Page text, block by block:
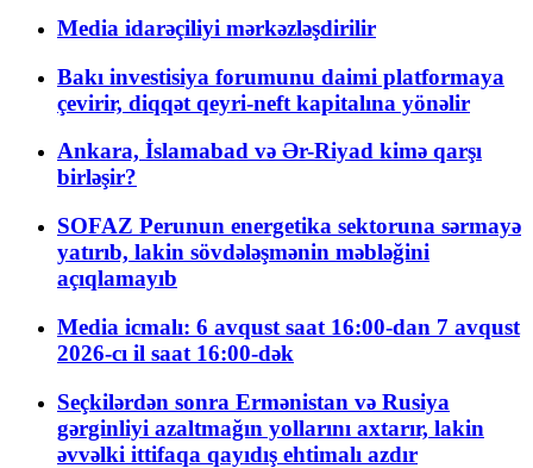
Media idarəçiliyi mərkəzləşdirilir
Bakı investisiya forumunu daimi platformaya
çevirir, diqqət qeyri-neft kapitalına yönəlir
Ankara, İslamabad və Ər-Riyad kimə qarşı
birləşir?
SOFAZ Perunun energetika sektoruna sərmayə
yatırıb, lakin sövdələşmənin məbləğini
açıqlamayıb
Media icmalı: 6 avqust saat 16:00-dan 7 avqust
2026-cı il saat 16:00-dək
Seçkilərdən sonra Ermənistan və Rusiya
gərginliyi azaltmağın yollarını axtarır, lakin
əvvəlki ittifaqa qayıdış ehtimalı azdır